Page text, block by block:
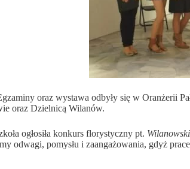
oraz wystawa odbyły się w Oranżerii
oraz Dzielnicą Wilanów.
ogłosiła konkurs florystyczny pt.
odwagi, pomysłu i zaangażowania, gdyż